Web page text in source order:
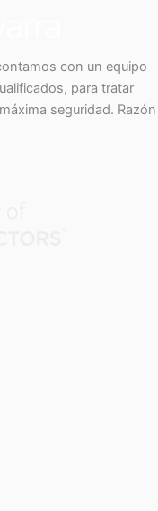
con un equipo
para tratar
seguridad. Razón